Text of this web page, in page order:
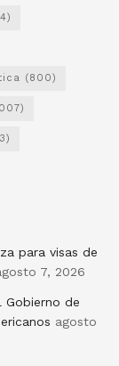
(800)
para visas de
7, 2026
Gobierno de
agosto